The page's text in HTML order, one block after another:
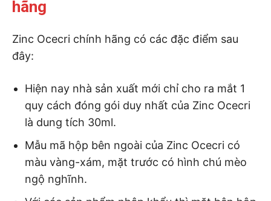
hãng
Zinc Ocecri chính hãng có các đặc điểm sau
đây:
Hiện nay nhà sản xuất mới chỉ cho ra mắt 1
quy cách đóng gói duy nhất của Zinc Ocecri
là dung tích 30ml.
Mẫu mã hộp bên ngoài của Zinc Ocecri có
màu vàng-xám, mặt trước có hình chú mèo
ngộ nghĩnh.